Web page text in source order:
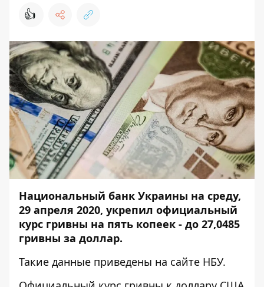
👍
Национальный банк Украины на среду,
29 апреля 2020, укрепил официальный
курс гривны на пять копеек - до 27,0485
гривны за доллар.
Такие данные приведены на сайте НБУ.